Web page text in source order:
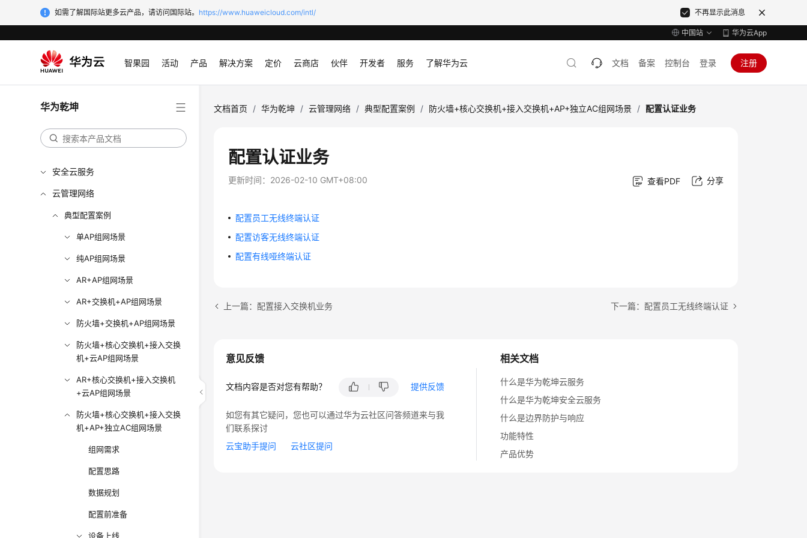
如需了解国际站更多云产品，请访问国际站。 https://www.huaweicloud.com/intl/ 不再显示此消息
中国站 华为云App
智果园 活动 产品 解决方案 定价 云商店 伙伴 开发者 服务 了解华为云 文档 备案 控制台 登录 注册
华为乾坤
安全云服务
云管理网络
典型配置案例
单AP组网场景
纯AP组网场景
AR+AP组网场景
AR+交换机+AP组网场景
防火墙+交换机+AP组网场景
防火墙+核心交换机+接入交换
机+云AP组网场景
AR+核心交换机+接入交换机
+云AP组网场景
防火墙+核心交换机+接入交换
机+AP+独立AC组网场景
组网需求
配置思路
数据规划
配置前准备
设备上线
文档首页 / 华为乾坤 / 云管理网络 / 典型配置案例 / 防火墙+核心交换机+接入交换机+AP+独立AC组网场景 / 配置认证业务
配置认证业务
更新时间： 2026-02-10 GMT+08:00 查看PDF 分享
配置员工无线终端认证
配置访客无线终端认证
配置有线哑终端认证
上一篇：配置接入交换机业务 下一篇：配置员工无线终端认证
相关文档
什么是华为乾坤云服务
什么是华为乾坤安全云服务
什么是边界防护与响应
功能特性
产品优势
意见反馈
文档内容是否对您有帮助？ 提供反馈
如您有其它疑问，您也可以通过华为云社区问答频道来与我
们联系探讨
云宝助手提问
云社区提问